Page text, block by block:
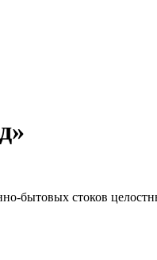
бытовых стоков